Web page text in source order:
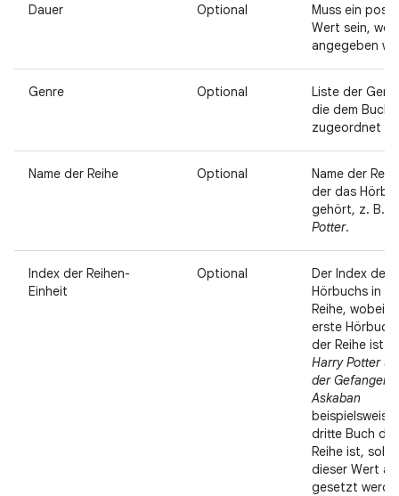
Dauer Optional
Muss ein
Wert sein,
angegeben
Genre Optional
Liste der
die dem Buch
zugeordnet
Name der Reihe Optional
Name der
der das
gehört, z. B.
Potter.
Index der Reihen-
Einheit
Optional
Der Index des
Hörbuchs in
Reihe, wobei 1
erste Hörbuch
der Reihe ist.
Harry Potter
der
Askaban
beispielsweise
dritte Buch der
Reihe ist, sollte
dieser Wert
gesetzt